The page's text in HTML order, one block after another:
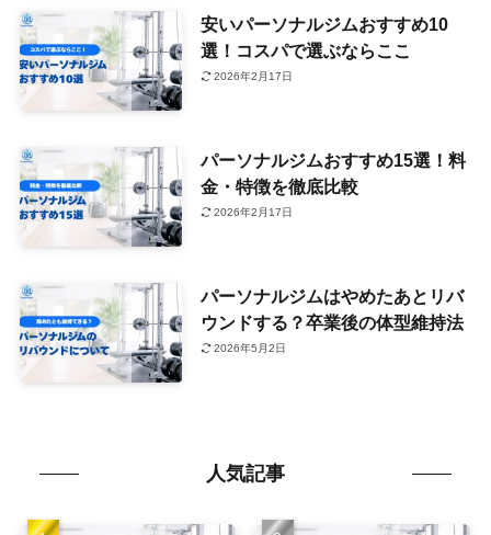
安いパーソナルジムおすすめ10
選！コスパで選ぶならここ
2026年2月17日
パーソナルジムおすすめ15選！料
金・特徴を徹底比較
2026年2月17日
パーソナルジムはやめたあとリバ
ウンドする？卒業後の体型維持法
2026年5月2日
人気記事